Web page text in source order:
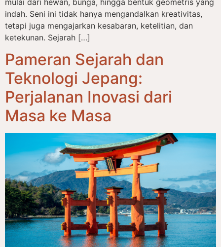
indah. Seni ini tidak hanya mengandalkan kreativitas,
tetapi juga mengajarkan kesabaran, ketelitian, dan
ketekunan. Sejarah […]
Pameran Sejarah dan
Teknologi Jepang:
Perjalanan Inovasi dari
Masa ke Masa